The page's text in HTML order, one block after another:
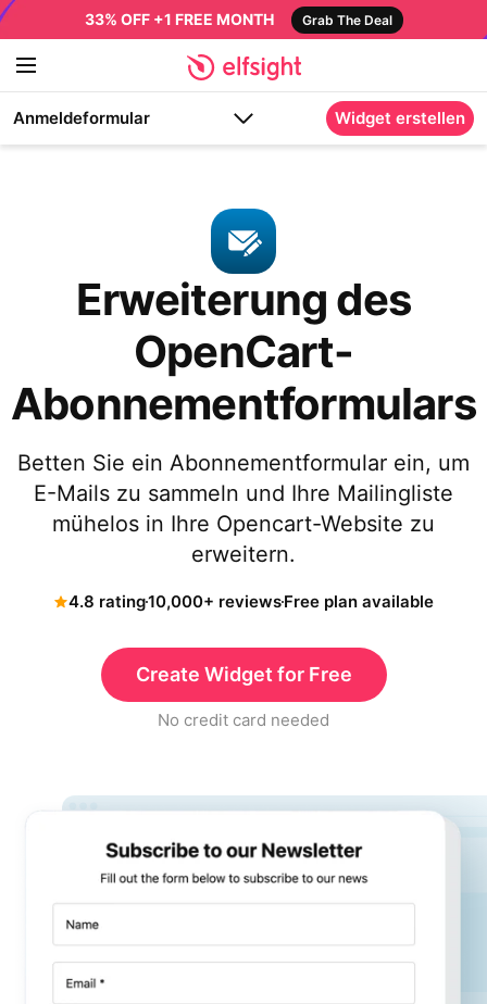
33% OFF +1 FREE MONTH Grab The Deal
Anmeldeformular Widget erstellen
Erweiterung des
OpenCart-
Abonnementformulars
Betten Sie ein Abonnementformular ein, um
E-Mails zu sammeln und Ihre Mailingliste
mühelos in Ihre Opencart-Website zu
erweitern.
4.8 rating10,000+ reviewsFree plan available
Create Widget for Free
No credit card needed